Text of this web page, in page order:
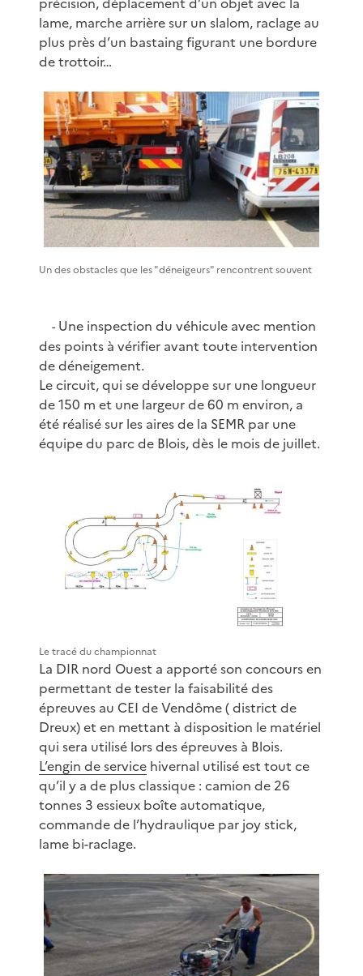
lame, marche arrière sur un slalom, raclage au
plus près d’un bastaing figurant une bordure
de trottoir…
Un des obstacles que les "déneigeurs" rencontrent souvent
-Une inspection du véhicule avec mention
des points à vérifier avant toute intervention
de déneigement.
Le circuit, qui se développe sur une longueur
de 150 m et une largeur de 60 m environ, a
été réalisé sur les aires de la SEMR par une
équipe du parc de Blois, dès le mois de juillet.
Le tracé du championnat
La DIR nord Ouest a apporté son concours en
permettant de tester la faisabilité des
épreuves au CEI de Vendôme ( district de
Dreux) et en mettant à disposition le matériel
qui sera utilisé lors des épreuves à Blois.
L’engin de service hivernal utilisé est tout ce
qu’il y a de plus classique : camion de 26
tonnes 3 essieux boîte automatique,
commande de l’hydraulique par joy stick,
lame bi-raclage.